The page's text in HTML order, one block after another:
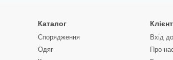
Каталог
Спорядження
Одяг
Вхід
Про